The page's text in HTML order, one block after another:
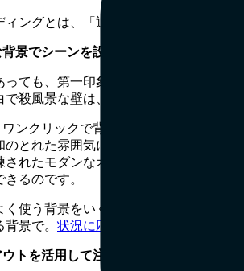
ングとは、「退屈なビジネススタイ
景でシーンを設定
っても、第一印象は重要です。背景は
殺風景な壁は、準備不足の印象を与え
ワンクリックで背景を整えられます。
のとれた雰囲気にし、同時にあなたの
されたモダンなオフィス、楽しいトロ
るのです。
く使う背景をいくつか選んでおき、会
景で。 状況に応じた背景
トを活用して注目を集める